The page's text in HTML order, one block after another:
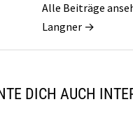
Alle Beiträge
Langner →
DICH AUCH